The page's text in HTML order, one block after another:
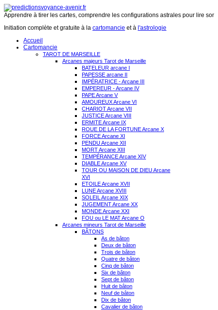
Apprendre à tirer les cartes, comprendre les configurations astrales pour lire
Initiation complète et gratuite à la cartomancie et à l'astrologie
Accueil
Cartomancie
TAROT DE MARSEILLE
Arcanes majeurs Tarot de Marseille
BATELEUR arcane I
PAPESSE arcane II
IMPÉRATRICE - Arcane III
EMPEREUR - Arcane IV
PAPE Arcane V
AMOUREUX Arcane VI
CHARIOT Arcane VII
JUSTICE Arcane VIII
ERMITE Arcane IX
ROUE DE LA FORTUNE Arcane X
FORCE Arcane XI
PENDU Arcane XII
MORT Arcane XIII
TEMPÉRANCE Arcane XIV
DIABLE Arcane XV
TOUR OU MAISON DE DIEU Arcane
XVI
ETOILE Arcane XVII
LUNE Arcane XVIII
SOLEIL Arcane XIX
JUGEMENT Arcane XX
MONDE Arcane XXI
FOU ou LE MAT Arcane O
Arcanes mineurs Tarot de Marseille
BÂTONS
As de bâton
Deux de bâton
Trois de bâton
Quatre de bâton
Cinq de bâton
Six de bâton
Sept de bâton
Huit de bâton
Neuf de bâton
Dix de bâton
Cavalier de bâton